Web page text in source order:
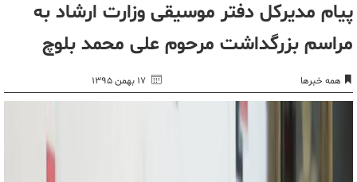
پیام مدیرکل دفتر موسیقی وزارت ارشاد به
مراسم بزرگداشت مرحوم علی محمد بلوچ
همه خبرها ۱۷ بهمن ۱۳۹۵